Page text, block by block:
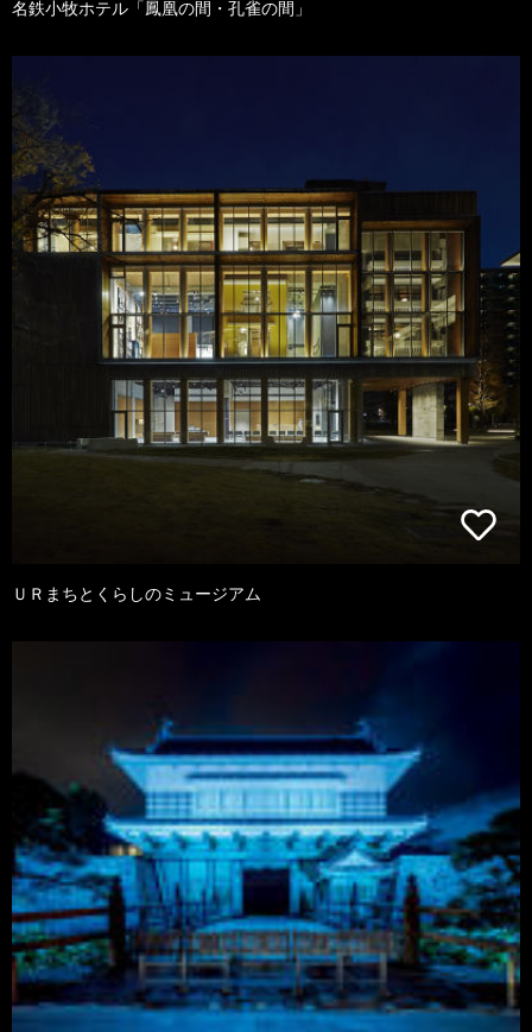
名鉄小牧ホテル「鳳凰の間・孔雀の間」
ＵＲまちとくらしのミュージアム